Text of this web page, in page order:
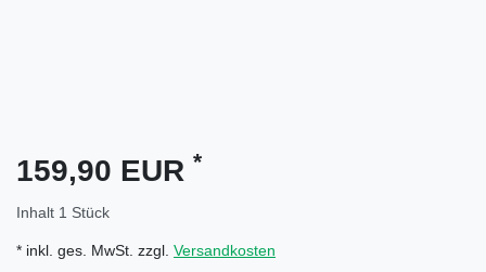
159,90 EUR *
Inhalt 1 Stück
* inkl. ges. MwSt. zzgl. Versandkosten